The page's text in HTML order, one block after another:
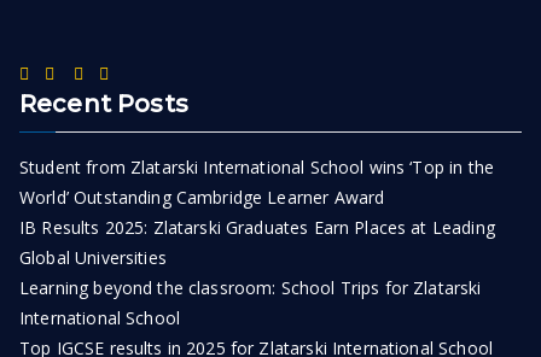
Recent Posts
Student from Zlatarski International School wins ‘Top in the
World’ Outstanding Cambridge Learner Award
IB Results 2025: Zlatarski Graduates Earn Places at Leading
Global Universities
Learning beyond the classroom: School Trips for Zlatarski
International School
Top IGCSE results in 2025 for Zlatarski International School